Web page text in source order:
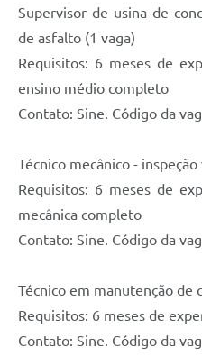
Supervisor de usina de
de asfalto (1 vaga)
Requisitos: 6 meses de
ensino médio completo
Contato: Sine. Código da
Técnico mecânico -
Requisitos: 6 meses de
mecânica completo
Contato: Sine. Código da
Técnico em manutenção de
Requisitos: 6 meses de
Contato: Sine. Código da